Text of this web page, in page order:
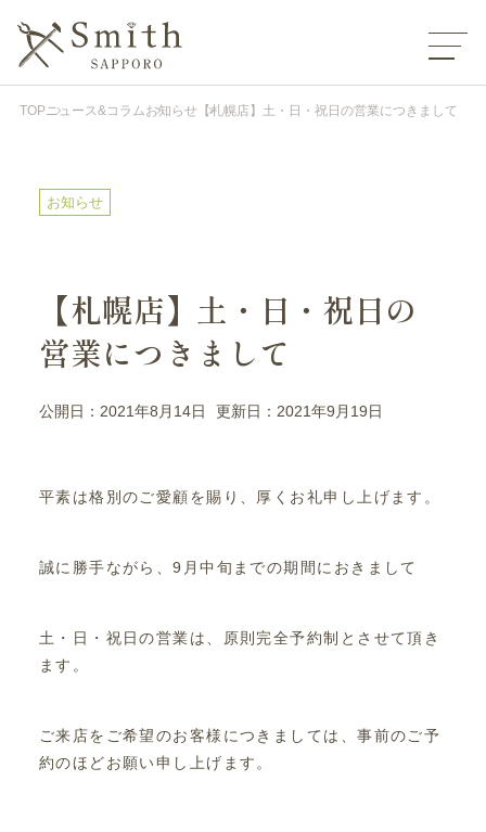
TOPニュース&コラム お知らせ 【札幌店】土・日・祝日の営業につきまして
お知らせ
【札幌店】土・日・祝日の
営業につきまして
公開日：2021年8月14日 更新日：2021年9月19日
平素は格別のご愛顧を賜り、厚くお礼申し上げます。
誠に勝手ながら、9月中旬までの期間におきまして
土・日・祝日の営業は、原則完全予約制とさせて頂き
ます。
ご来店をご希望のお客様につきましては、事前のご予
約のほどお願い申し上げます。